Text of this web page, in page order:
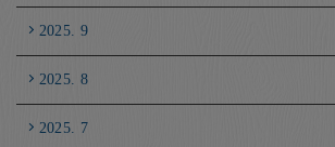
2025. 9
2025. 8
2025. 7